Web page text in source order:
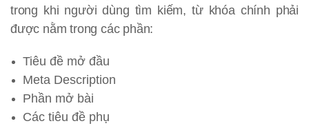
trong khi người dùng tìm kiếm, từ khóa chính phải
được nằm trong các phần:
Tiêu đề mở đầu
Meta Description
Phần mở bài
Các tiêu đề phụ